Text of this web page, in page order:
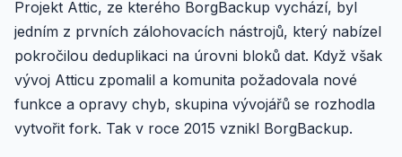
Projekt Attic, ze kterého BorgBackup vychází, byl
jedním z prvních zálohovacích nástrojů, který nabízel
pokročilou deduplikaci na úrovni bloků dat. Když však
vývoj Atticu zpomalil a komunita požadovala nové
funkce a opravy chyb, skupina vývojářů se rozhodla
vytvořit fork. Tak v roce 2015 vznikl BorgBackup.